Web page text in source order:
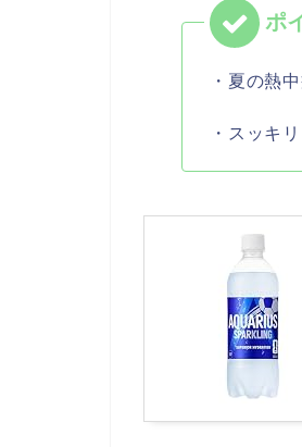
・夏の熱
・スッキ